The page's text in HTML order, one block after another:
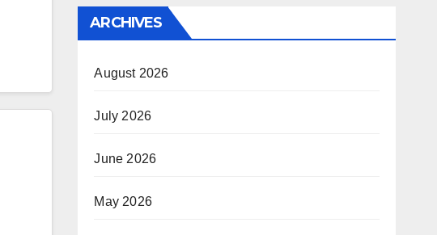
ARCHIVES
August 2026
July 2026
June 2026
May 2026